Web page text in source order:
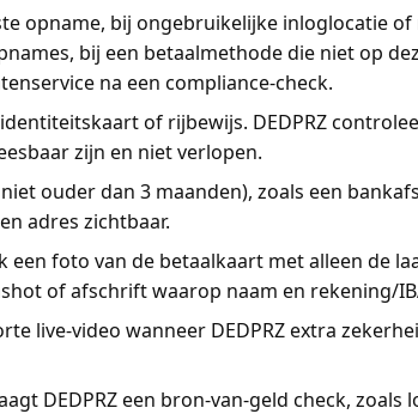
opname, bij ongebruikelijke inloglocatie
bij een betaalmethode die niet op
na een compliance-check.
of rijbewijs. DEDPRZ
zijn en niet verlopen.
ouder dan 3 maanden), zoals een
adres zichtbaar.
een foto van de betaalkaart met alleen de
of afschrift waarop naam en rekening/
live-video wanneer DEDPRZ extra
DEDPRZ een bron-van-geld check,